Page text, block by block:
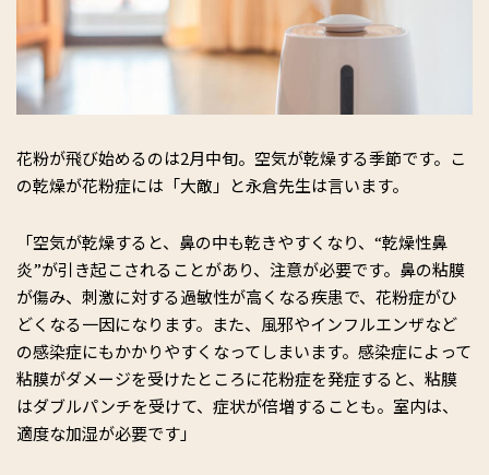
花粉が飛び始めるのは2月中旬。空気が乾燥する季節です。こ
の乾燥が花粉症には「大敵」と永倉先生は言います。
「空気が乾燥すると、鼻の中も乾きやすくなり、“乾燥性鼻
炎”が引き起こされることがあり、注意が必要です。鼻の粘膜
が傷み、刺激に対する過敏性が高くなる疾患で、花粉症がひ
どくなる一因になります。また、風邪やインフルエンザなど
の感染症にもかかりやすくなってしまいます。感染症によって
粘膜がダメージを受けたところに花粉症を発症すると、粘膜
はダブルパンチを受けて、症状が倍増することも。室内は、
適度な加湿が必要です」